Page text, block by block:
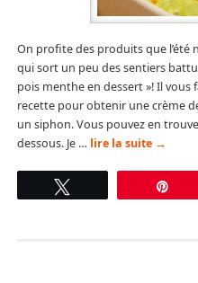
On profite des produits que
qui sort un peu des sentiers
pois menthe en dessert »! Il
recette pour obtenir une crème
un siphon. Vous pouvez en
dessous. Je … lire la suite →